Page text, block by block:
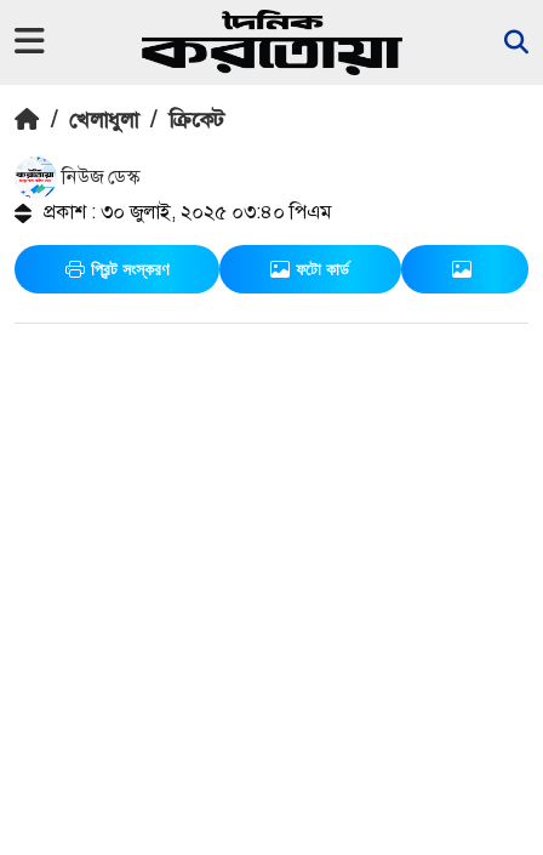
/ খেলাধুলা / ক্রিকেট
নিউজ ডেস্ক
প্রকাশ : ৩০ জুলাই, ২০২৫ ০৩:৪০ পিএম
প্রিন্ট সংস্করণ ফটো কার্ড